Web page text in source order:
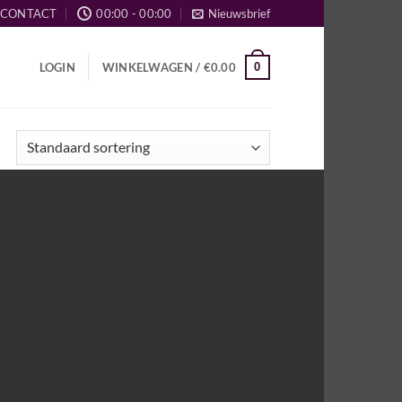
CONTACT 00:00 - 00:00 Nieuwsbrief
LOGIN WINKELWAGEN / €0.00 0